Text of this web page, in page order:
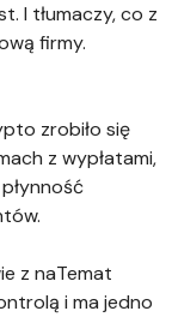
I tłumaczy, co z
firmy.
zrobiło się
z wypłatami,
z naTemat
i ma jedno